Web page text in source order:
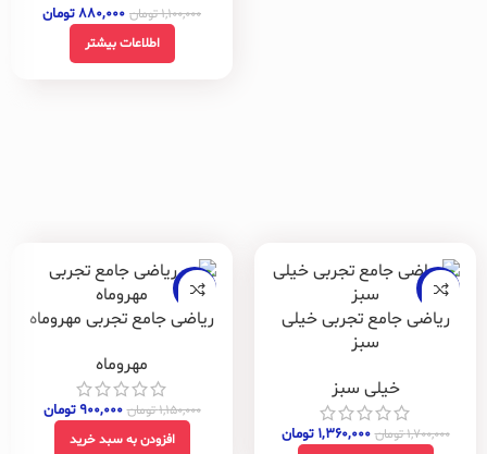
۱,۱۰۰,۰۰۰تومان ۸۸۰,۰۰۰ تومان
اطلاعات بیشتر
-20%
ریاضی جامع تجربی خیلی
سبز
خیلی سبز
۱,۷۰۰,۰۰۰تومان ۱,۳۶۰,۰۰۰ تومان
-22%
ریاضی جامع تجربی مهروماه
مهروماه
۱,۱۵۰,۰۰۰تومان ۹۰۰,۰۰۰ تومان
افزودن به سبد خرید